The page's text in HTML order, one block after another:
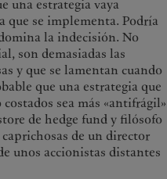
una estrategia vaya
que se implementa. Podría
la indecisión. No
son demasiadas las
y que se lamentan cuando
que una estrategia que
sea más «antifrágil»
de hedge fund y filósofo
de un director
unos accionistas distantes